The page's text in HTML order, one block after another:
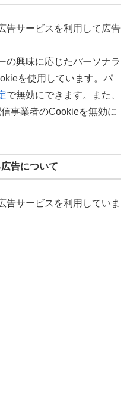
告サービスを利用して広告
の興味に応じたパーソナラ
を使用しています。パ
で無効にできます。また、
事業者のCookieを無効に
告について
告サービスを利用していま